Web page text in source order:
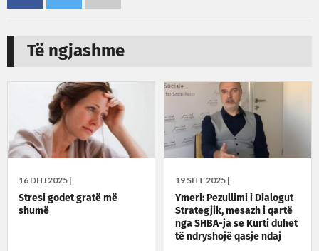
Të ngjashme
16 DHJ 2025 |
Stresi godet gratë më
shumë
19 SHT 2025 |
Ymeri: Pezullimi i Dialogut
Strategjik, mesazh i qartë
nga SHBA-ja se Kurti duhet
të ndryshojë qasje ndaj